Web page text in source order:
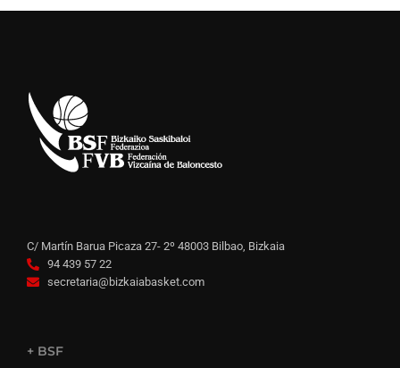
C/ Martín Barua Picaza 27- 2º 48003 Bilbao, Bizkaia
94 439 57 22
secretaria@bizkaiabasket.com
+ BSF